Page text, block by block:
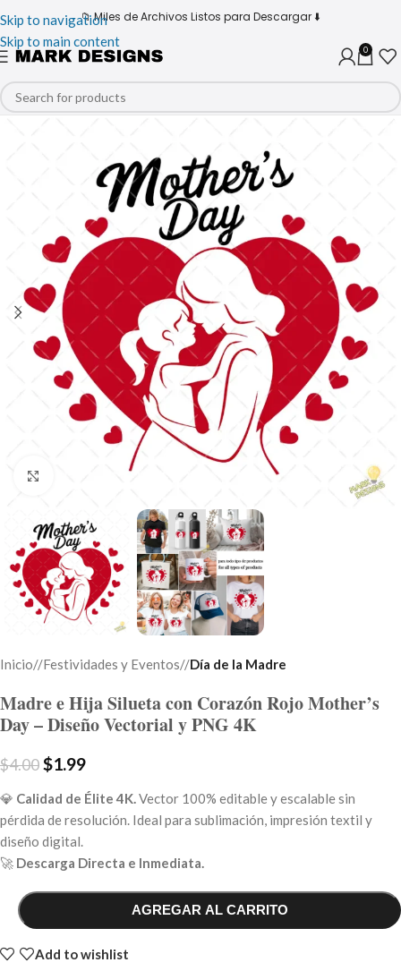
Skip to navigation
Skip to main content
📁 Miles de Archivos Listos para Descargar ⬇️
0
Click to enlarge
Inicio/ Festividades y Eventos/ Día de la Madre
Madre e Hija Silueta con Corazón Rojo Mother’s
Day – Diseño Vectorial y PNG 4K
$4.00$1.99
💎 Calidad de Élite 4K.Vector 100% editable y escalable sin
pérdida de resolución. Ideal para sublimación, impresión textil y
diseño digital.
🚀 Descarga Directa e Inmediata.
AGREGAR AL CARRITO
Add to wishlist